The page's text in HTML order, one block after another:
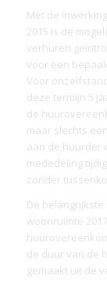
Met de
2015 is de
verhuren
voor een
Voor
deze termijn 5
de
maar slechts
aan de huurder
mededeling
zonder
De
woonruimte
de duur van de
gemaakt uit de